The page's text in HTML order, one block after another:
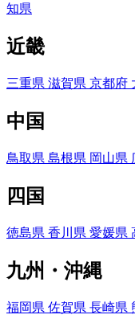
知県
近畿
三重県 滋賀県 京都府
中国
鳥取県 島根県 岡山県
四国
徳島県 香川県 愛媛県
九州・沖縄
福岡県 佐賀県 長崎県